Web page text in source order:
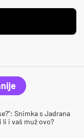
Snimka s Jadrana
i vaš muž ovo?